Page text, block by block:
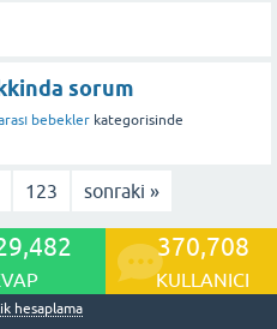
sorum
bebekler kategorisinde
123 sonraki »
370,708
KULLANICI
hesaplama